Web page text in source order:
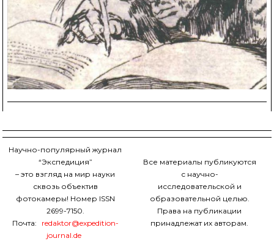
Научно-популярный журнал
“Экспедиция”
– это взгляд на мир науки
сквозь объектив
фотокамеры! Номер ISSN
2699-7150.
Почта:
redaktor@expedition-
journal.de
Все материалы публикуются
с научно-
исследовательской и
образовательной целью.
Права на публикации
принадлежат их авторам.